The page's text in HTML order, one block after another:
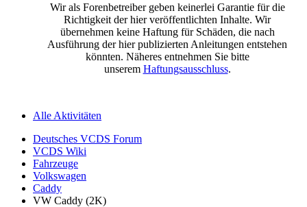
Wir als Forenbetreiber geben keinerlei Garantie für die
Richtigkeit der hier veröffentlichten Inhalte. Wir
übernehmen keine Haftung für Schäden, die nach
Ausführung der hier publizierten Anleitungen entstehen
könnten. Näheres entnehmen Sie bitte
unserem Haftungsausschluss.
Alle Aktivitäten
Deutsches VCDS Forum
VCDS Wiki
Fahrzeuge
Volkswagen
Caddy
VW Caddy (2K)